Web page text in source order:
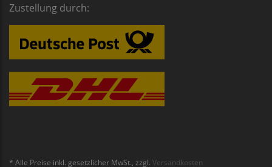
Zustellung durch:
* Alle Preise inkl. gesetzlicher MwSt., zzgl. Versandkosten